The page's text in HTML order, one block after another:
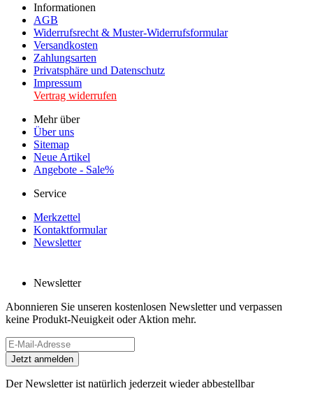
Informationen
AGB
Widerrufsrecht & Muster-Widerrufsformular
Versandkosten
Zahlungsarten
Privatsphäre und Datenschutz
Impressum
Vertrag widerrufen
Mehr über
Über uns
Sitemap
Neue Artikel
Angebote - Sale%
Service
Merkzettel
Kontaktformular
Newsletter
Newsletter
Abonnieren Sie unseren kostenlosen Newsletter und verpassen
keine Produkt-Neuigkeit oder Aktion mehr.
Der Newsletter ist natürlich jederzeit wieder abbestellbar